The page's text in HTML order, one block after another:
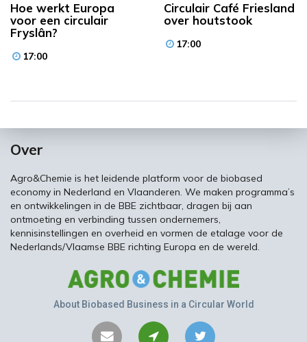
Hoe werkt Europa
voor een circulair
Fryslân?
17:00
Circulair Café Friesland
over houtstook
17:00
Over
Agro&Chemie is het leidende platform voor de biobased
economy in Nederland en Vlaanderen. We maken programma’s
en ontwikkelingen in de BBE zichtbaar, dragen bij aan
ontmoeting en verbinding tussen ondernemers,
kennisinstellingen en overheid en vormen de etalage voor de
Nederlands/Vlaamse BBE richting Europa en de wereld.
About Biobased Business in a Circular World